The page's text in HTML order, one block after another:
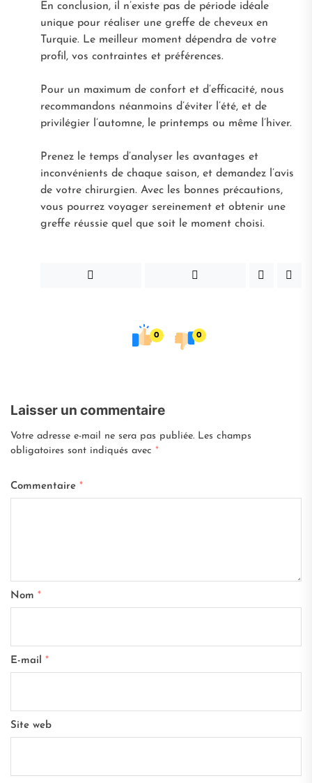
En conclusion, il n’existe pas de période idéale
unique pour réaliser une greffe de cheveux en
Turquie. Le meilleur moment dépendra de votre
profil, vos contraintes et préférences.
Pour un maximum de confort et d’efficacité, nous
recommandons néanmoins d’éviter l’été, et de
privilégier l’automne, le printemps ou même l’hiver.
Prenez le temps d’analyser les avantages et
inconvénients de chaque saison, et demandez l’avis
de votre chirurgien. Avec les bonnes précautions,
vous pourrez voyager sereinement et obtenir une
greffe réussie quel que soit le moment choisi.
0 0
Laisser un commentaire
Votre adresse e-mail ne sera pas publiée. Les champs
obligatoires sont indiqués avec *
Commentaire *
Nom *
E-mail *
Site web